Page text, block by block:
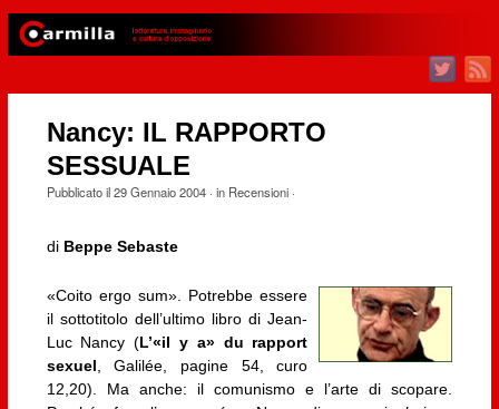
Nancy: IL RAPPORTO
SESSUALE
Pubblicato il29 Gennaio 2004· in Recensioni·
di Beppe Sebaste
«Coito ergo sum». Potrebbe essere
il sottotitolo dell’ultimo libro di Jean-
Luc Nancy (L’«il y a» du rapport
sexuel , Galilée, pagine 54, curo
12,20). Ma anche: il comunismo e l’arte di scopare.